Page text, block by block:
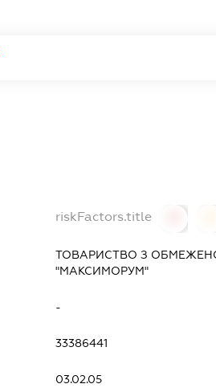
riskFactors.title
ТОВАРИСТВО З
"МАКСИМОРУМ"
-
33386441
03.02.05